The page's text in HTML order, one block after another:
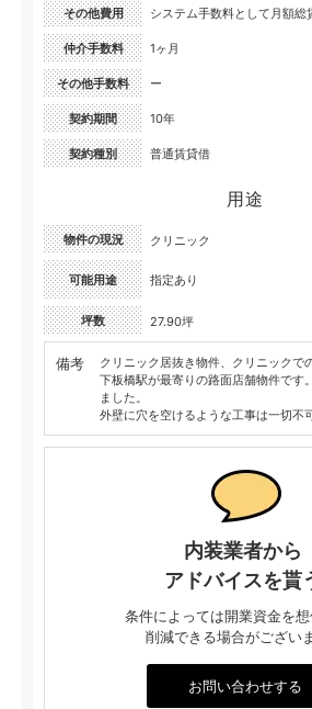
その他費用 システム手数料として月額総
仲介手数料 1ヶ月
その他手数料 ー
契約期間 10年
契約種別 普通賃貸借
用途
物件の現況 クリニック
可能用途 指定あり
坪数 27.90坪
備考
クリニック居抜き物件、クリニックで
下板橋駅が最寄りの路面店舗物件です
ました。
外壁に穴を空けるような工事は一切不
内装業者から
アドバイスを貰
条件によっては開業資金を想
削減できる場合がございま
お問い合わせする